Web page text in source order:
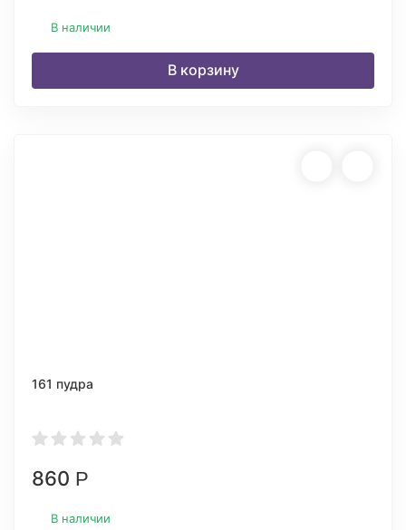
В наличии
В корзину
161 пудра
860 Р
В наличии